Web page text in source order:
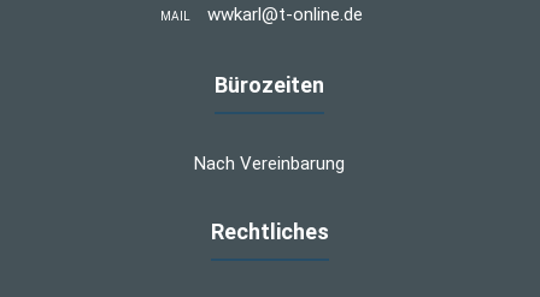
MAIL wwkarl@t-online.de
Bürozeiten
Nach Vereinbarung
Rechtliches